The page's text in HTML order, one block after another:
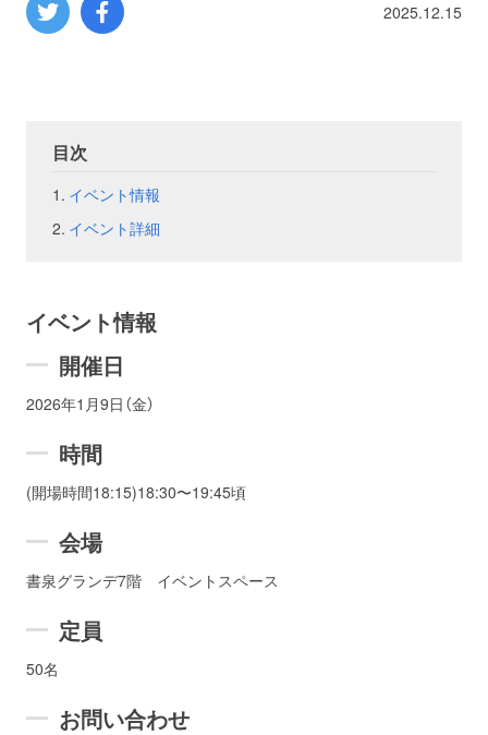
2025.12.15
目次
イベント情報
イベント詳細
イベント情報
開催日
2026年1月9日（金）
時間
(開場時間18:15)18:30〜19:45頃
会場
書泉グランデ7階 イベントスペース
定員
50名
お問い合わせ
ミリタリー
フェア
お問い合わせ